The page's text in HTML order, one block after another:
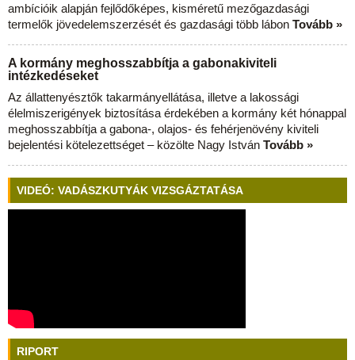
ambícióik alapján fejlődőképes, kisméretű mezőgazdasági
termelők jövedelemszerzését és gazdasági több lábon Tovább »
A kormány meghosszabbítja a gabonakiviteli
intézkedéseket
Az állattenyésztők takarmányellátása, illetve a lakossági
élelmiszerigények biztosítása érdekében a kormány két hónappal
meghosszabbítja a gabona-, olajos- és fehérjenövény kiviteli
bejelentési kötelezettséget – közölte Nagy István Tovább »
VIDEÓ: VADÁSZKUTYÁK VIZSGÁZTATÁSA
RIPORT